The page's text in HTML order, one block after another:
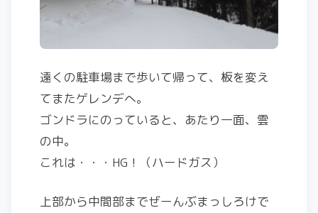
遠くの駐車場まで歩いて帰って、板を変え
てまたゲレンデへ。
ゴンドラにのっていると、あたり一面、雲
の中。
これは・・・HG！（ハードガス）
上部から中間部までぜーんぶまっしろけで